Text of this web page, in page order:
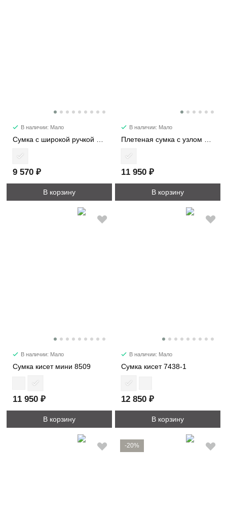
В наличии: Мало
9 570 ₽
В корзину
В наличии: Мало
11 950 ₽
В корзину
В наличии: Мало
Сумка кисет мини 8509
11 950 ₽
В корзину
В наличии: Мало
Сумка кисет 7438-1
12 850 ₽
В корзину
-20%